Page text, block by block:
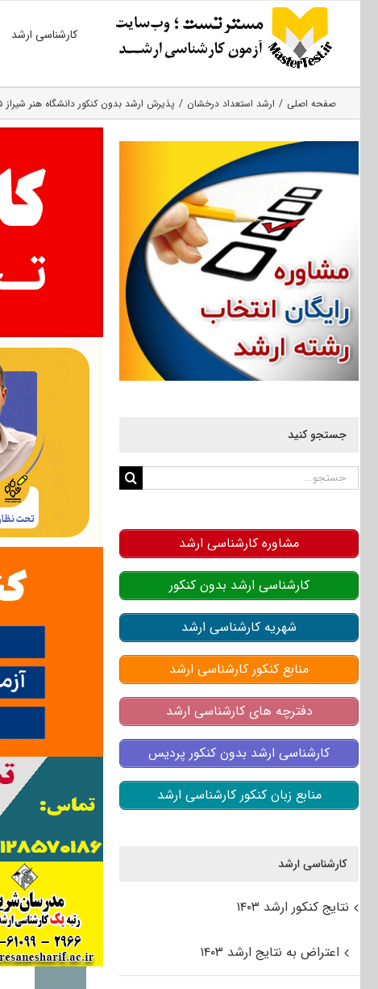
کارشناسی ارشد
صفحه اصلی ارشد استعداد درخشان پذیرش ارشد بدون کنکور دانشگاه هنر شیراز ۱۴۰۵
جستجو کنید
جستجو
مشاوره کارشناسی ارشد
کارشناسی ارشد بدون کنکور
شهریه کارشناسی ارشد
منابع کنکور کارشناسی ارشد
دفترچه های کارشناسی ارشد
کارشناسی ارشد بدون کنکور پردیس
منابع زبان کنکور کارشناسی ارشد
کارشناسی ارشد
نتایج کنکور ارشد ۱۴۰۳
اعتراض به نتایج ارشد ۱۴۰۳